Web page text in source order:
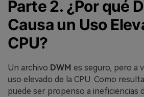
Parte 2. ¿Por qué
Causa un Uso
CPU?
Un archivo DWM es seguro, pero a
uso elevado de la CPU. Como
puede ser propenso a ineficiencias